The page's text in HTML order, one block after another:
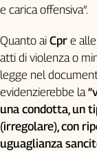
e carica offensiva”.
Quanto ai Cpr e
atti di violenza o
legge nel
evidenzierebbe la
una condotta, un
(irregolare), con
uguaglianza